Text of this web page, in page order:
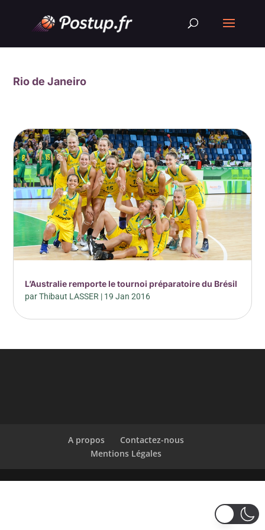
Rio de Janeiro
L’Australie remporte le tournoi préparatoire du Brésil
parThibaut LASSER | 19 Jan 2016
A propos
Contactez-nous
Mentions Légales